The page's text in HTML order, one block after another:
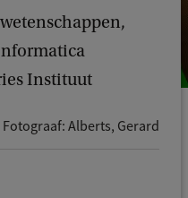
Instituut
Fotograaf: Alberts, Gerard